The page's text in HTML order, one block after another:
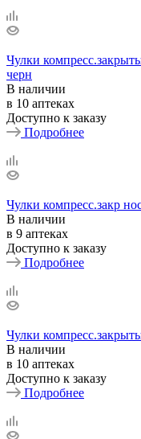
Чулки
черн
В наличии
в 10 аптеках
Доступно к заказу
Подробнее
Чулки компресс.закр
В наличии
в 9 аптеках
Доступно к заказу
Подробнее
Чулки
В наличии
в 10 аптеках
Доступно к заказу
Подробнее